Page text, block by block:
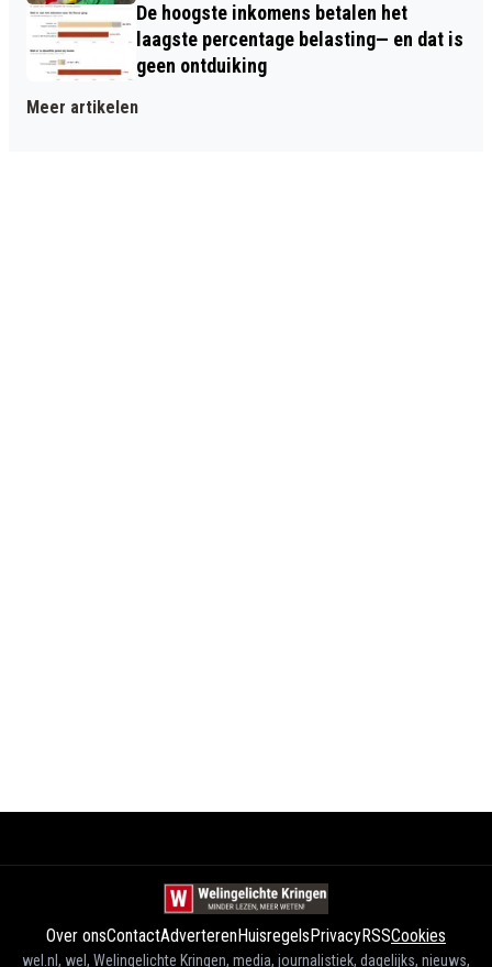
De hoogste inkomens betalen het
laagste percentage belasting— en dat is
geen ontduiking
Meer artikelen
Over onsContactAdverterenHuisregelsPrivacyRSSCookies
wel.nl, wel, Welingelichte Kringen, media, journalistiek, dagelijks, nieuws,